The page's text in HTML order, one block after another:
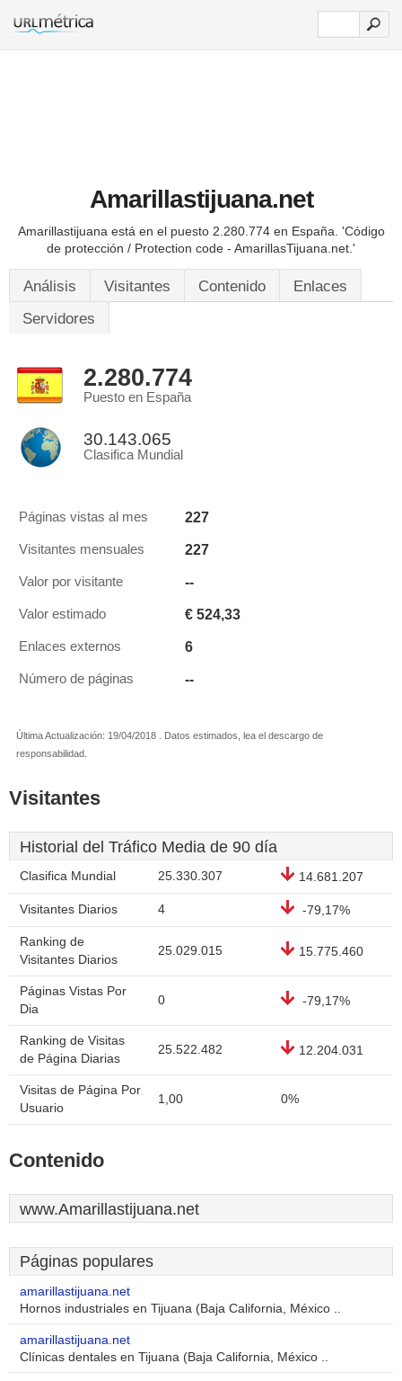
Amarillastijuana.net
Amarillastijuana está en el puesto 2.280.774 en España. 'Código
de protección / Protection code - AmarillasTijuana.net.'
Análisis Visitantes Contenido
Enlaces
Servidores
2.280.774
Puesto en España
30.143.065
Clasifica Mundial
Páginas vistas al mes 227
Visitantes mensuales 227
Valor por visitante --
Valor estimado € 524,33
Enlaces externos 6
Número de páginas --
Última Actualización: 19/04/2018 . Datos estimados, lea el descargo de
responsabilidad.
Visitantes
Historial del Tráfico Media de 90 día
Clasifica Mundial 25.330.307 14.681.207
Visitantes Diarios 4 -79,17%
Ranking de
Visitantes Diarios
25.029.015 15.775.460
Páginas Vistas Por
Dia
0 -79,17%
Ranking de Visitas
de Página Diarias
25.522.482 12.204.031
Visitas de Página Por
Usuario
1,00 0%
Contenido
www.Amarillastijuana.net
Páginas populares
amarillastijuana.net
Hornos industriales en Tijuana (Baja California, México ..
amarillastijuana.net
Clínicas dentales en Tijuana (Baja California, México ..